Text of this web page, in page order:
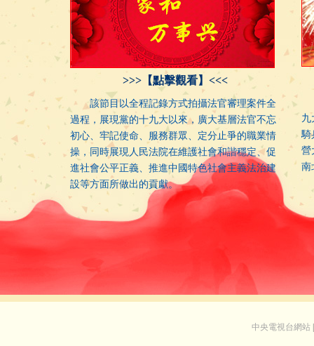
>>>【點擊觀看】<<<
該節目以全程記錄方式拍攝法官審理案件全
過程，展現黨的十九大以來，廣大基層法官不忘
初心、牢記使命、服務群眾、定分止爭的職業情
操，同時展現人民法院在維護社會和諧穩定、促
進社會公平正義、推進中國特色社會主義法治建
設等方面所做出的貢獻。
九
騎
營
南
中央電視台網站